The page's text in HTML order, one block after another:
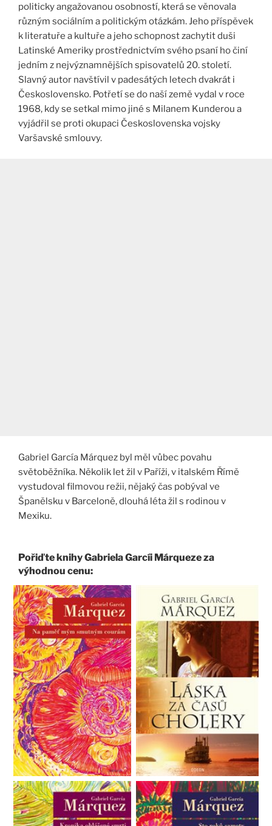
politicky angažovanou osobností, která se věnovala
různým sociálním a politickým otázkám. Jeho příspěvek
k literatuře a kultuře a jeho schopnost zachytit duši
Latinské Ameriky prostřednictvím svého psaní ho činí
jedním z nejvýznamnějších spisovatelů 20. století.
Slavný autor navštívil v padesátých letech dvakrát i
Československo. Potřetí se do naší země vydal v roce
1968, kdy se setkal mimo jiné s Milanem Kunderou a
vyjádřil se proti okupaci Československa vojsky
Varšavské smlouvy.
Gabriel García Márquez byl měl vůbec povahu
světoběžníka. Několik let žil v Paříži, v italském Římě
vystudoval filmovou režii, nějaký čas pobýval ve
Španělsku v Barceloně, dlouhá léta žil s rodinou v
Mexiku.
Pořiďte knihy Gabriela Garcíi Márqueze za
výhodnou cenu: